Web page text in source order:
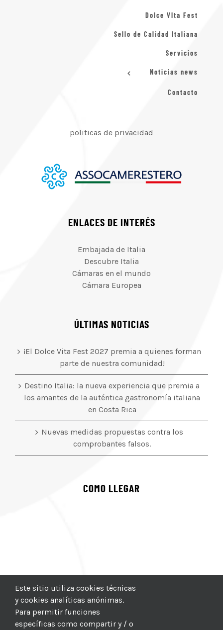
Dolce VIta Fest
Sello de Calidad Italiana
Servicios
Noticias news
Contacto
politicas de privacidad
ENLACES DE INTERÉS
Embajada de Italia
Descubre Italia
Cámaras en el mundo
Cámara Europea
ÚLTIMAS NOTICIAS
¡El Dolce Vita Fest 2027 premia a quienes forman
parte de nuestra comunidad!
Destino Italia: la nueva experiencia que premia a
los amantes de la auténtica gastronomía italiana
en Costa Rica
Nuevas medidas propuestas contra los
comprobantes falsos.
COMO LLEGAR
Este sitio utiliza cookies técnicas
y cookies analíticas anónimas.
Para permitir funciones
específicas como compartir y / o